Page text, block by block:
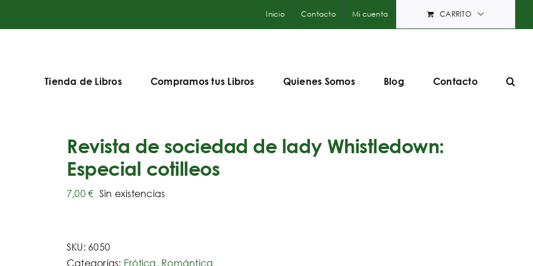
Inicio Contacto Mi cuenta CARRITO
Tienda de Libros Compramos tus Libros Quienes Somos Blog Contacto
Revista de sociedad de lady Whistledown:
Especial cotilleos
7,00€ Sin existencias
SKU: 6050
Categorías: Erótica, Romántica